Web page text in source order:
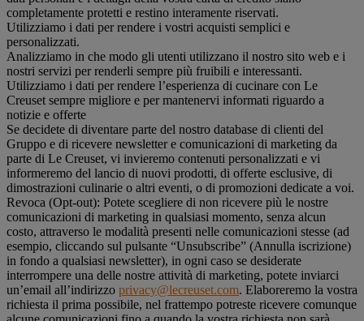
completamente protetti e restino interamente riservati.
Utilizziamo i dati per rendere i vostri acquisti semplici e
personalizzati.
Analizziamo in che modo gli utenti utilizzano il nostro sito web e i
nostri servizi per renderli sempre più fruibili e interessanti.
Utilizziamo i dati per rendere l’esperienza di cucinare con Le
Creuset sempre migliore e per mantenervi informati riguardo a
notizie e offerte
Se decidete di diventare parte del nostro database di clienti del
Gruppo e di ricevere newsletter e comunicazioni di marketing da
parte di Le Creuset, vi invieremo contenuti personalizzati e vi
informeremo del lancio di nuovi prodotti, di offerte esclusive, di
dimostrazioni culinarie o altri eventi, o di promozioni dedicate a voi.
Revoca (Opt-out): Potete scegliere di non ricevere più le nostre
comunicazioni di marketing in qualsiasi momento, senza alcun
costo, attraverso le modalità presenti nelle comunicazioni stesse (ad
esempio, cliccando sul pulsante “Unsubscribe” (Annulla iscrizione)
in fondo a qualsiasi newsletter), in ogni caso se desiderate
interrompere una delle nostre attività di marketing, potete inviarci
un’email all’indirizzo privacy@lecreuset.com. Elaboreremo la vostra
richiesta il prima possibile, nel frattempo potreste ricevere comunque